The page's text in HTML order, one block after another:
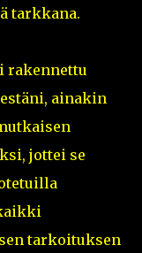
tarkkana.
rakennettu
ainakin
jottei se
tarkoituksen